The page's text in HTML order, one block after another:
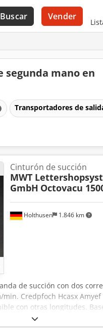
Buscar Vender
segunda mano en
Transportadores de
Holthusen 1.846 km
Cinturón de succión
MWT
GmbH Octovacu
de succión con dos
Credpfoch Hcasx
con otras longitudes.